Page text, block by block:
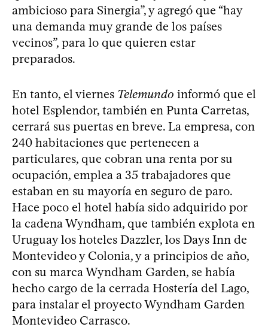
ambicioso para Sinergia”, y agregó que “hay
una demanda muy grande de los países
vecinos”, para lo que quieren estar
preparados.
En tanto, el viernes Telemundo informó que el
hotel Esplendor, también en Punta Carretas,
cerrará sus puertas en breve. La empresa, con
240 habitaciones que pertenecen a
particulares, que cobran una renta por su
ocupación, emplea a 35 trabajadores que
estaban en su mayoría en seguro de paro.
Hace poco el hotel había sido adquirido por
la cadena Wyndham, que también explota en
Uruguay los hoteles Dazzler, los Days Inn de
Montevideo y Colonia, y a principios de año,
con su marca Wyndham Garden, se había
hecho cargo de la cerrada Hostería del Lago,
para instalar el proyecto Wyndham Garden
Montevideo Carrasco.